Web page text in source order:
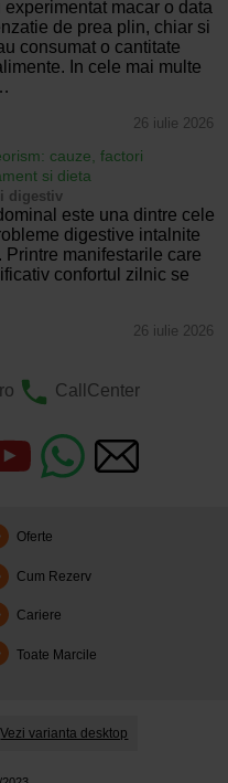
macar o data
de prea plin, chiar si
consumat o cantitate
In cele mai multe
26 iulie 2026
cauze, factori
si dieta
digestiv
este una dintre cele
digestive intalnite
Printre manifestarile care
confortul zilnic se
26 iulie 2026
CallCenter
Oferte
Cum Rezerv
Cariere
Toate Marcile
Vezi varianta desktop